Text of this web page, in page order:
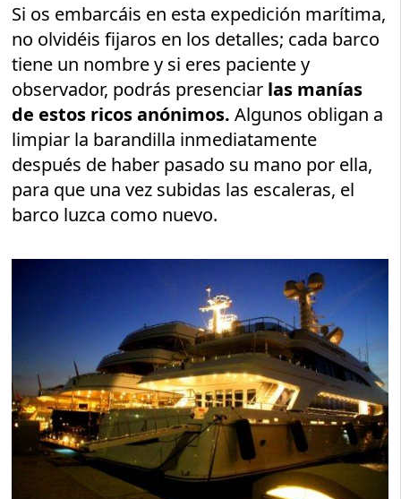
Si os embarcáis en esta expedición marítima,
no olvidéis fijaros en los detalles; cada barco
tiene un nombre y si eres paciente y
observador, podrás presenciar las manías
de estos ricos anónimos. Algunos obligan a
limpiar la barandilla inmediatamente
después de haber pasado su mano por ella,
para que una vez subidas las escaleras, el
barco luzca como nuevo.